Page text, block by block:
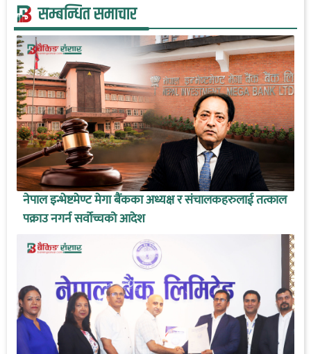
सम्बन्धित समाचार
नेपाल इन्भेष्टमेण्ट मेगा बैंकका अध्यक्ष र संचालकहरुलाई तत्काल
पक्राउ नगर्न सर्वोच्चको आदेश